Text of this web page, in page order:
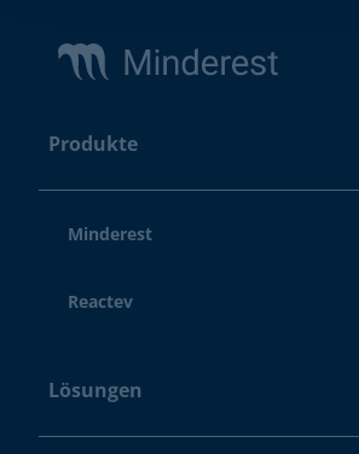
Produkte
Minderest
Reactev
Lösungen